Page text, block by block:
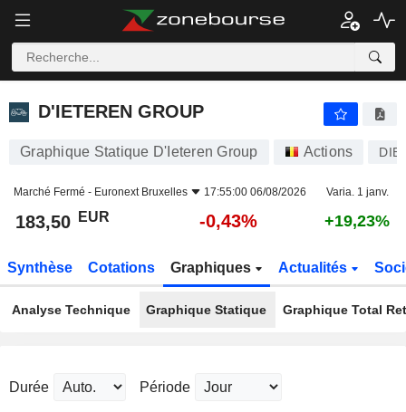
D'IETEREN GROUP
D'IETEREN GROUP
Graphique Statique D'Ieteren Group Actions DIE
Marché Fermé - Euronext Bruxelles 17:55:00 06/08/2026 Varia. 1 janv.
183,50 EUR -0,43% +19,23%
Synthèse Cotations Graphiques Actualités
Analyse Technique Graphique Statique Graphique Total
Durée Période